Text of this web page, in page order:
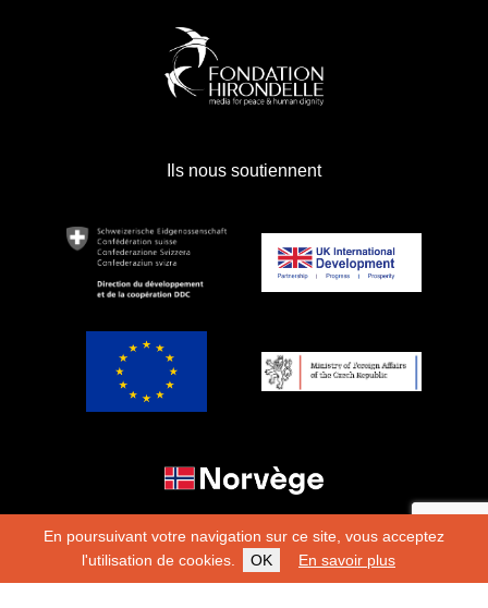
En poursuivant votre navigation sur ce site, vous acceptez
l'utilisation de cookies.
OK En savoir plus
Ils nous soutiennent